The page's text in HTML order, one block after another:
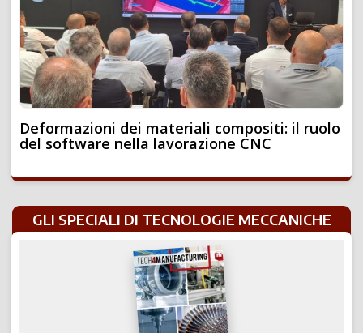
Deformazioni dei materiali compositi: il ruolo
del software nella lavorazione CNC
GLI SPECIALI DI TECNOLOGIE MECCANICHE